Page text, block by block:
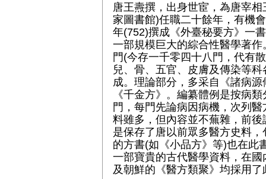
唐王燾撰，出身世宦，為唐宰
家圖書館)任職二十餘年，有機
年(752)撰成《外臺秘要方》一
一部規模巨大的綜合性醫學著
門(今存一千零四十八門，代有
兒、骨、五官、皮膚及傳染等
成。理論部分，多采自《諸病
《千金方》。編纂體例是按病
門，每門先論病因病機，次列
料雖多，但內容並不蕪雜，前
是保存了唐以前眾多醫方史料
的方書(如《小品方》等)也在此
一部寶貴的古代醫學資料，在
及朝鮮的《醫方類聚》均採用